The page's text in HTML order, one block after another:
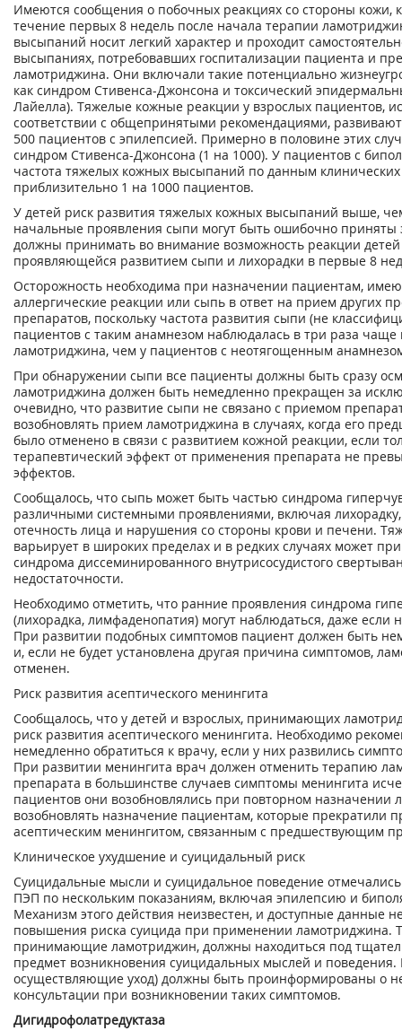
Имеются сообщения о побочных реакциях со стороны кожи,
течение первых 8 недель после начала терапии
высыпаний носит легкий характер и проходит
высыпаниях, потребовавших госпитализации пациента и
ламотриджина. Они включали такие потенциально
как синдром Стивенса-Джонсона и токсический
Лайелла). Тяжелые кожные реакции у взрослых пациентов,
соответствии с общепринятыми рекомендациями,
500 пациентов с эпилепсией. Примерно в половине этих
синдром Стивенса-Джонсона (1 на 1000). У пациентов с
частота тяжелых кожных высыпаний по данным клинических
приблизительно 1 на 1000 пациентов.
У детей риск развития тяжелых кожных высыпаний выше,
начальные проявления сыпи могут быть ошибочно
должны принимать во внимание возможность реакции
проявляющейся развитием сыпи и лихорадки в первые 8
Осторожность необходима при назначении пациентам,
аллергические реакции или сыпь в ответ на прием других
препаратов, поскольку частота развития сыпи (не
пациентов с таким анамнезом наблюдалась в три раза
ламотриджина, чем у пациентов с неотягощенным
При обнаружении сыпи все пациенты должны быть сразу
ламотриджина должен быть немедленно прекращен за
очевидно, что развитие сыпи не связано с приемом
возобновлять прием ламотриджина в случаях, когда его
было отменено в связи с развитием кожной реакции, если
терапевтический эффект от применения препарата не
эффектов.
Сообщалось, что сыпь может быть частью синдрома
различными системными проявлениями, включая
отечность лица и нарушения со стороны крови и печени.
варьирует в широких пределах и в редких случаях может
синдрома диссеминированного внутрисосудистого
недостаточности.
Необходимо отметить, что ранние проявления синдрома
(лихорадка, лимфаденопатия) могут наблюдаться, даже
При развитии подобных симптомов пациент должен быть
и, если не будет установлена другая причина симптомов,
отменен.
Риск развития асептического менингита
Сообщалось, что у детей и взрослых, принимающих
риск развития асептического менингита. Необходимо
немедленно обратиться к врачу, если у них развились
При развитии менингита врач должен отменить терапию
препарата в большинстве случаев симптомы менингита
пациентов они возобновлялись при повторном назначении
возобновлять назначение пациентам, которые прекратили
асептическим менингитом, связанным с предшествующим
Клиническое ухудшение и суицидальный риск
Суицидальные мысли и суицидальное поведение
ПЭП по нескольким показаниям, включая эпилепсию и
Механизм этого действия неизвестен, и доступные данные
повышения риска суицида при применении ламотриджина.
принимающие ламотриджин, должны находиться под
предмет возникновения суицидальных мыслей и
осуществляющие уход) должны быть проинформированы о
консультации при возникновении таких симптомов.
Дигидрофолатредуктаза